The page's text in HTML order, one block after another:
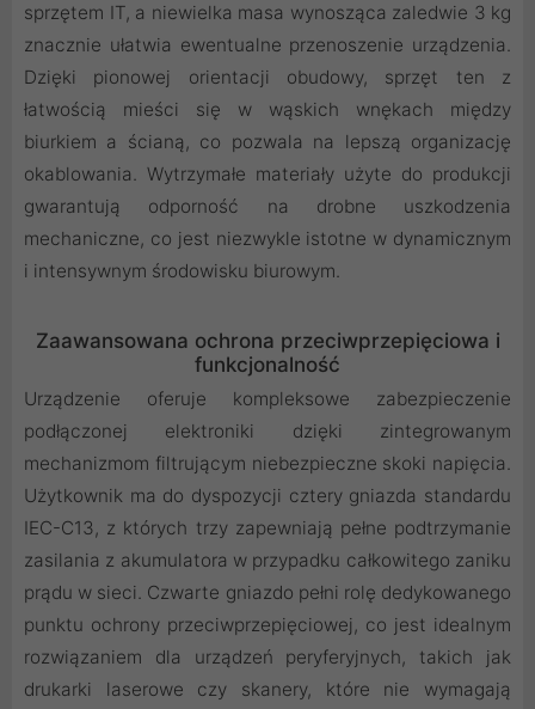
sprzętem IT, a niewielka masa wynosząca zaledwie 3 kg
znacznie ułatwia ewentualne przenoszenie urządzenia.
Dzięki pionowej orientacji obudowy, sprzęt ten z
łatwością mieści się w wąskich wnękach między
biurkiem a ścianą, co pozwala na lepszą organizację
okablowania. Wytrzymałe materiały użyte do produkcji
gwarantują odporność na drobne uszkodzenia
mechaniczne, co jest niezwykle istotne w dynamicznym
i intensywnym środowisku biurowym.
Zaawansowana ochrona przeciwprzepięciowa i
funkcjonalność
Urządzenie oferuje kompleksowe zabezpieczenie
podłączonej elektroniki dzięki zintegrowanym
mechanizmom filtrującym niebezpieczne skoki napięcia.
Użytkownik ma do dyspozycji cztery gniazda standardu
IEC-C13, z których trzy zapewniają pełne podtrzymanie
zasilania z akumulatora w przypadku całkowitego zaniku
prądu w sieci. Czwarte gniazdo pełni rolę dedykowanego
punktu ochrony przeciwprzepięciowej, co jest idealnym
rozwiązaniem dla urządzeń peryferyjnych, takich jak
drukarki laserowe czy skanery, które nie wymagają